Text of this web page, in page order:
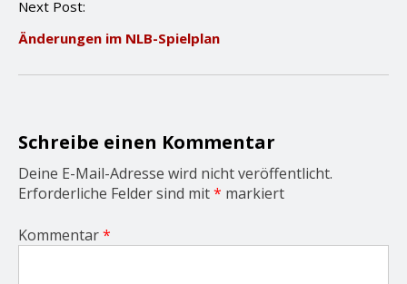
a
v
i
o
Next Post:
Änderungen im NLB-Spielplan
Schreibe einen Kommentar
Deine E-Mail-Adresse wird nicht veröffentlicht.
Erforderliche Felder sind mit* markiert
Kommentar*